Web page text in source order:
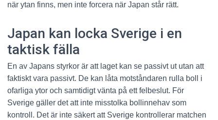
när ytan finns, men inte forcera när Japan står rätt.
Japan kan locka Sverige i en
taktisk fälla
En av Japans styrkor är att laget kan se passivt ut utan att
faktiskt vara passivt. De kan låta motståndaren rulla boll i
ofarliga ytor och samtidigt vänta på ett felbeslut. För
Sverige gäller det att inte misstolka bollinnehav som
kontroll. Det är inte säkert att Sverige kontrollerar matchen